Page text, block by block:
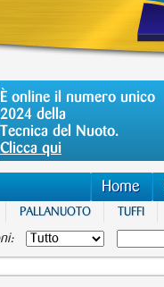
È online il numero unico
2024 della
Tecnica del Nuoto.
Clicca qui
Home
PALLANUOTO TUFFI